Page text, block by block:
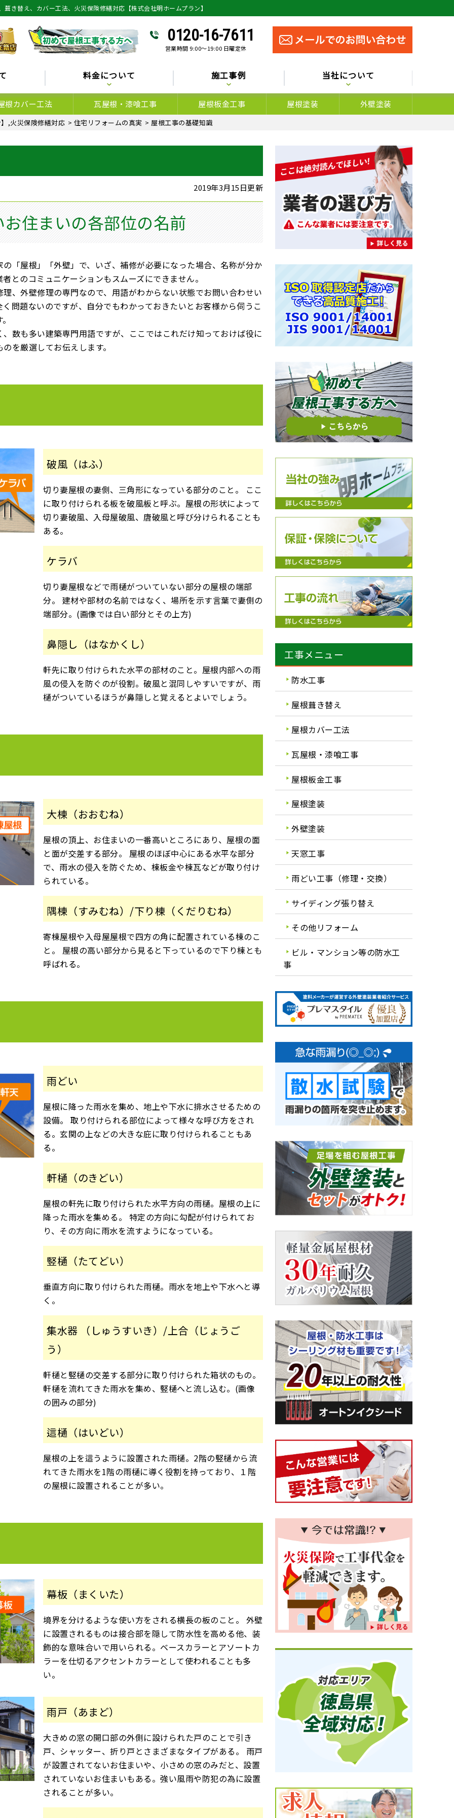
き替え、カバー工法、火災保険修繕対応【株式会社明ホームプラン】
0120-16-7611
営業時間 9:00～19:00 日曜定休
料金について 施工事例 当社について
根カバー工法 瓦屋根・漆喰工事 屋根板金工事 屋根塗装 外壁塗装
,火災保険修繕対応 > 住宅リフォームの真実 > 屋根工事の基礎知識
2019年3月15日更新
住まいの各部位の名前
の「屋根」「外壁」で、いざ、補修が必要になった場合、名称が分か
とのコミュニケーションもスムーズにできません。
理、外壁修理の専門なので、用語がわからない状態でお問い合わせい
く問題ないのですが、自分でもわかっておきたいとお客様から伺うこ
、数も多い建築専門用語ですが、ここではこれだけ知っておけば役に
を厳選してお伝えします。
破風（はふ）
切り妻屋根の妻側、三角形になっている部分のこと。 ここ
に取り付けられる板を破風板と呼ぶ。屋根の形状によって
切り妻破風、入母屋破風、唐破風と呼び分けられることも
ある。
ケラバ
切り妻屋根などで雨樋がついていない部分の屋根の端部
分。 建材や部材の名前ではなく、場所を示す言葉で妻側の
端部分。(画像では白い部分とその上方)
鼻隠し（はなかくし）
軒先に取り付けられた水平の部材のこと。屋根内部への雨
風の侵入を防ぐのが役割。破風と混同しやすいですが、雨
樋がついているほうが鼻隠しと覚えるとよいでしょう。
大棟（おおむね）
屋根の頂上、お住まいの一番高いところにあり、屋根の面
と面が交差する部分。 屋根のほぼ中心にある水平な部分
で、雨水の侵入を防ぐため、棟板金や棟瓦などが取り付け
られている。
隅棟（すみむね）/下り棟（くだりむね）
寄棟屋根や入母屋屋根で四方の角に配置されている棟のこ
と。 屋根の高い部分から見ると下っているので下り棟とも
呼ばれる。
雨どい
屋根に降った雨水を集め、地上や下水に排水させるための
設備。 取り付けられる部位によって様々な呼び方をされ
る。玄関の上などの大きな庇に取り付けられることもあ
る。
軒樋（のきどい）
屋根の軒先に取り付けられた水平方向の雨樋。屋根の上に
降った雨水を集める。 特定の方向に勾配が付けられてお
り、その方向に雨水を流すようになっている。
竪樋（たてどい）
垂直方向に取り付けられた雨樋。雨水を地上や下水へと導
く。
集水器 （しゅうすいき）/上合（じょうご
う）
軒樋と竪樋の交差する部分に取り付けられた箱状のもの。
軒樋を流れてきた雨水を集め、竪樋へと流し込む。(画像
の囲みの部分)
這樋（はいどい）
屋根の上を這うように設置された雨樋。2階の竪樋から流
れてきた雨水を1階の雨樋に導く役割を持っており、１階
の屋根に設置されることが多い。
幕板（まくいた）
境界を分けるような使い方をされる横長の板のこと。 外壁
に設置されるものは接合部を隠して防水性を高める他、装
飾的な意味合いで用いられる。ベースカラーとアソートカ
ラーを仕切るアクセントカラーとして使われることも多
い。
雨戸（あまど）
大きめの窓の開口部の外側に設けられた戸のことで引き
戸、シャッター、折り戸とさまざまなタイプがある。 雨戸
が設置されてないお住まいや、小さめの窓のみだと、設置
されていないお住まいもある。強い風雨や防犯の為に設置
されることが多い。
工事メニュー
防水工事
屋根葺き替え
屋根カバー工法
瓦屋根・漆喰工事
屋根板金工事
屋根塗装
外壁塗装
天窓工事
雨どい工事（修理・交換）
サイディング張り替え
その他リフォーム
ビル・マンション等の防水工
事